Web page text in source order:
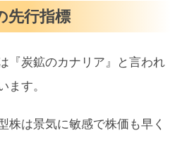
先行指標
『炭鉱のカナリア』と言われ
ます。
株は景気に敏感で株価も早く